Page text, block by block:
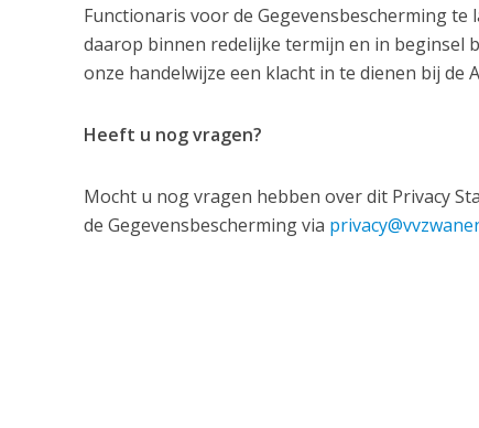
Functionaris voor de Gegevensbescherming te
daarop binnen redelijke termijn en in beginsel
onze handelwijze een klacht in te dienen bij de
Heeft u nog vragen?
Mocht u nog vragen hebben over dit Privacy
de Gegevensbescherming via